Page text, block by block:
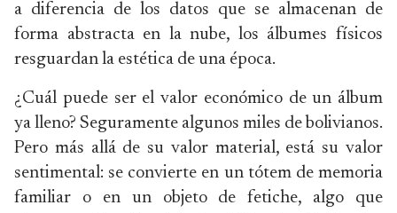
a diferencia de los datos que se almacenan de
forma abstracta en la nube, los álbumes físicos
resguardan la estética de una época.
¿Cuál puede ser el valor económico de un álbum
ya lleno? Seguramente algunos miles de bolivianos.
Pero más allá de su valor material, está su valor
sentimental: se convierte en un tótem de memoria
familiar o en un objeto de fetiche, algo que